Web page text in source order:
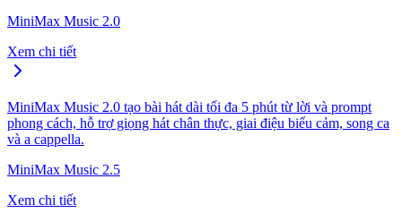
MiniMax Music 2.0
Xem chi tiết
MiniMax Music 2.0 tạo bài hát dài tối đa 5 phút từ lời và prompt
phong cách, hỗ trợ giọng hát chân thực, giai điệu biểu cảm, song ca
và a cappella.
MiniMax Music 2.5
Xem chi tiết